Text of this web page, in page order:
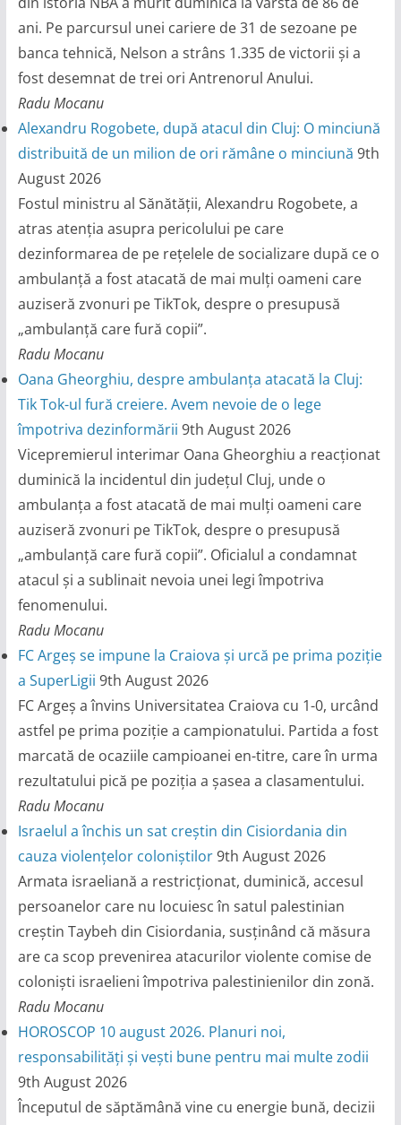
ani. Pe parcursul unei cariere de 31 de sezoane pe
banca tehnică, Nelson a strâns 1.335 de victorii și a
fost desemnat de trei ori Antrenorul Anului.
Radu Mocanu
Alexandru Rogobete, după atacul din Cluj: O minciună
distribuită de un milion de ori rămâne o minciună 9th
August 2026
Fostul ministru al Sănătății, Alexandru Rogobete, a
atras atenția asupra pericolului pe care
dezinformarea de pe rețelele de socializare după ce o
ambulanță a fost atacată de mai mulți oameni care
auziseră zvonuri pe TikTok, despre o presupusă
„ambulanță care fură copii”.
Radu Mocanu
Oana Gheorghiu, despre ambulanța atacată la Cluj:
Tik Tok-ul fură creiere. Avem nevoie de o lege
împotriva dezinformării 9th August 2026
Vicepremierul interimar Oana Gheorghiu a reacționat
duminică la incidentul din județul Cluj, unde o
ambulanța a fost atacată de mai mulți oameni care
auziseră zvonuri pe TikTok, despre o presupusă
„ambulanță care fură copii”. Oficialul a condamnat
atacul și a sublinait nevoia unei legi împotriva
fenomenului.
Radu Mocanu
FC Argeș se impune la Craiova și urcă pe prima poziție
a SuperLigii 9th August 2026
FC Argeș a învins Universitatea Craiova cu 1-0, urcând
astfel pe prima poziție a campionatului. Partida a fost
marcată de ocaziile campioanei en-titre, care în urma
rezultatului pică pe poziția a șasea a clasamentului.
Radu Mocanu
Israelul a închis un sat creștin din Cisiordania din
cauza violențelor coloniștilor9th August 2026
Armata israeliană a restricționat, duminică, accesul
persoanelor care nu locuiesc în satul palestinian
creștin Taybeh din Cisiordania, susținând că măsura
are ca scop prevenirea atacurilor violente comise de
coloniști israelieni împotriva palestinienilor din zonă.
Radu Mocanu
HOROSCOP 10 august 2026. Planuri noi,
responsabilități și vești bune pentru mai multe zodii
9th August 2026
Începutul de săptămână vine cu energie bună, decizii